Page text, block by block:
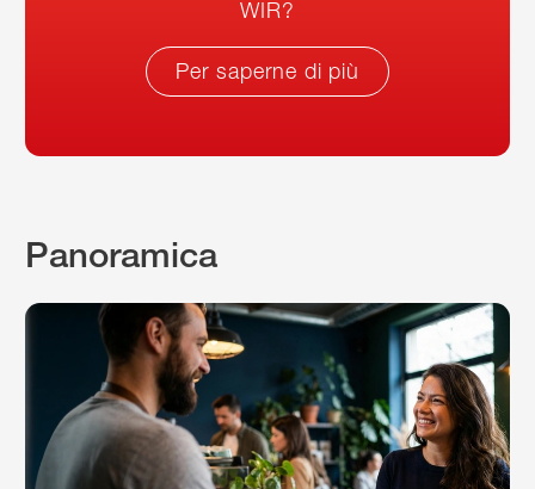
WIR?
Per saperne di più
Panoramica